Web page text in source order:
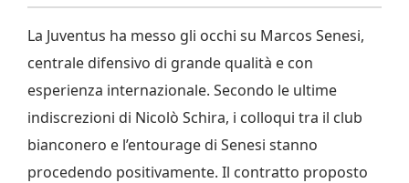
La Juventus ha messo gli occhi su Marcos Senesi,
centrale difensivo di grande qualità e con
esperienza internazionale. Secondo le ultime
indiscrezioni di Nicolò Schira, i colloqui tra il club
bianconero e l’entourage di Senesi stanno
procedendo positivamente. Il contratto proposto